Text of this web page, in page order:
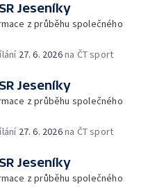
Jeseníky
z průběhu společného
27. 6. 2026na ČT sport
Jeseníky
z průběhu společného
27. 6. 2026na ČT sport
Jeseníky
z průběhu společného